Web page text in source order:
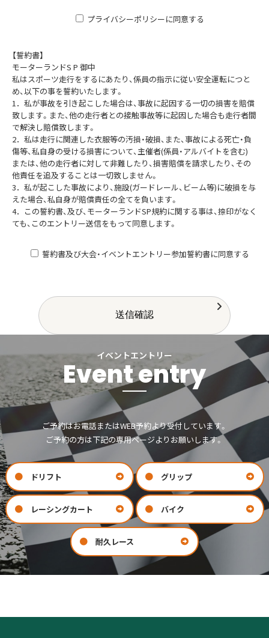
■個人情報の適正な管理を行う方法
当社では個人情報の管理を行う上で、全てデジタルデータ管理が行わ
なセキュリティにより管理されておりますので、安心してご利用くだ
さい。
■クッキー（Cookie）について
当サイトでは、皆様のサイト利用の利便性を図るために、クッキーを利
用しています。これは、皆様とのやりとりをお使いのPCにクッキーと
して保存して頂くことで、2回目以降のフォームへの入力を簡素化した
りする機能です。
また、この機能はお使いのブラウザによって、事前にクッキーを使用サ
イトであることを表示したり、受け取りを拒否することができます。
■このサイトにおける個人情報取扱いに関する考え方について
当サイトにおける、個人情報取扱いに関する考え方は、今後、お客様の
個人情報管理体制の強化、セキュリティの向上を図り、よりよいサービ
スを展開するために改正する場合があります。
その際はトップページにて告知いたします。
また、個人情報の取扱いについてご質問などありましたら、お問い合わ
せフォームをご利用ください。
プライバシーポリシーに同意する
【誓約書】
モーターランドS P 御中
私はスポーツ走行をするにあたり、係員の指示に従い安全運転につと
め、以下の事を誓約いたします。
1．私が事故を引き起こした場合は、事故に起因する一切の損害を賠償
致します。また、他の走行者との接触事故等に起因した場合も走行者間
で解決し賠償致します。
2．私は走行に関連した衣服等の汚損・破損、また、事故による死亡・負
傷等、私自身の受ける損害について、主催者(係員・アルバイトを含む)
または、他の走行者に対して非難したり、損害賠償を請求したり、その
他責任を追及することは一切致しません。
3．私が起こした事故により、施設(ガードレール、ビーム等)に破損を与
えた場合、私自身が賠償責任の全てを負います。
4．この誓約書、及び、モーターランドSP規約に関する事は、捺印がなく
ても、このエントリー送信をもって同意します。
ームページ等に記載される事を了承します。
本大会は、MSP が主催する競技規則とその付則ならびに本大会の特別
規則に従って開催される。私は MSP 競技規則ならびに本大会特別規則
に従って下記の通り参加を申し込みます。
1．私は当サーキットにおけるすべての規定に従うとともに、本イベン
トの書く規定に同意しスタッフの指示に従い、協力的に行動いたしま
す。
2．本イベントの参加にあたり、本イベントに関連して起こった事故に
よる損害について、責任を追求したり損害賠償を要求することなく、私
の責任にいて参加いたします。
3．本イベントにおいて、事故は主催者またはコースの管理者、運営ス
タッフ等の手違いなどに起因した場合であっても、すべて私の責任にお
いて参加いたします。
4．私はイベント開催中に私がおこした事故により、施設に破損を与え
た場合、私自身が損害賠償のすべてを負います。
5．この誓約書およびモーターランドＳＰ規約に関することは、捺印が
なくてもこのエントリー送信をもって同意します。
6．私は本イベントでトランスポンダー（計測器）を破損・紛失した場合
は１機分の代金を弁償します。
7．エントリー送信後は当日イベント・レースに参加できなかった場合
でも、エントリー料金はお支払いいたします。
誓約書及び大会・イベントエントリー参加誓約書に同意する
イベントエントリー
Event entry
ご予約はお電話またはWEB予約より受付しています。
ご予約の方は下記の専用ページよりお願いします。
ドリフト グリップ
レーシングカート バイク
耐久レース
お問い合わせ
会社案内